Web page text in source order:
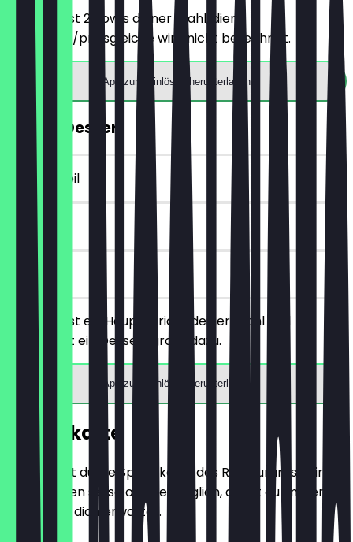
Du bestellst 2 Bowls deiner Wahl, dier
günstigere/preisgleiche wird nicht berechnet.
App zum Einlösen herunterladen
GRATIS Dessert
~3 € Vorteil
30 Tage
vor Ort
Du bestellst ein Hauptgericht deiner Wahl und
bekommst ein Dessert gratis dazu.
App zum Einlösen herunterladen
Speisekarte
Hier findest du die Speisekarte des Restaurants. Wir
aktualisieren sie so oft wie möglich, damit du immer
weißt, was dich erwartet.